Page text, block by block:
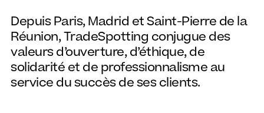
Depuis Paris, Madrid et Saint-Pierre de la
Réunion, TradeSpotting conjugue des
valeurs d’ouverture, d’éthique, de
solidarité et de professionnalisme au
service du succès de ses clients.